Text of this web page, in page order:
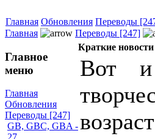
Главная Обновления Переводы
Главная
Переводы [247]
Главное
меню
Главная
Обновления
Переводы [247]
GB, GBC, GBA -
Краткие новости
Вот и